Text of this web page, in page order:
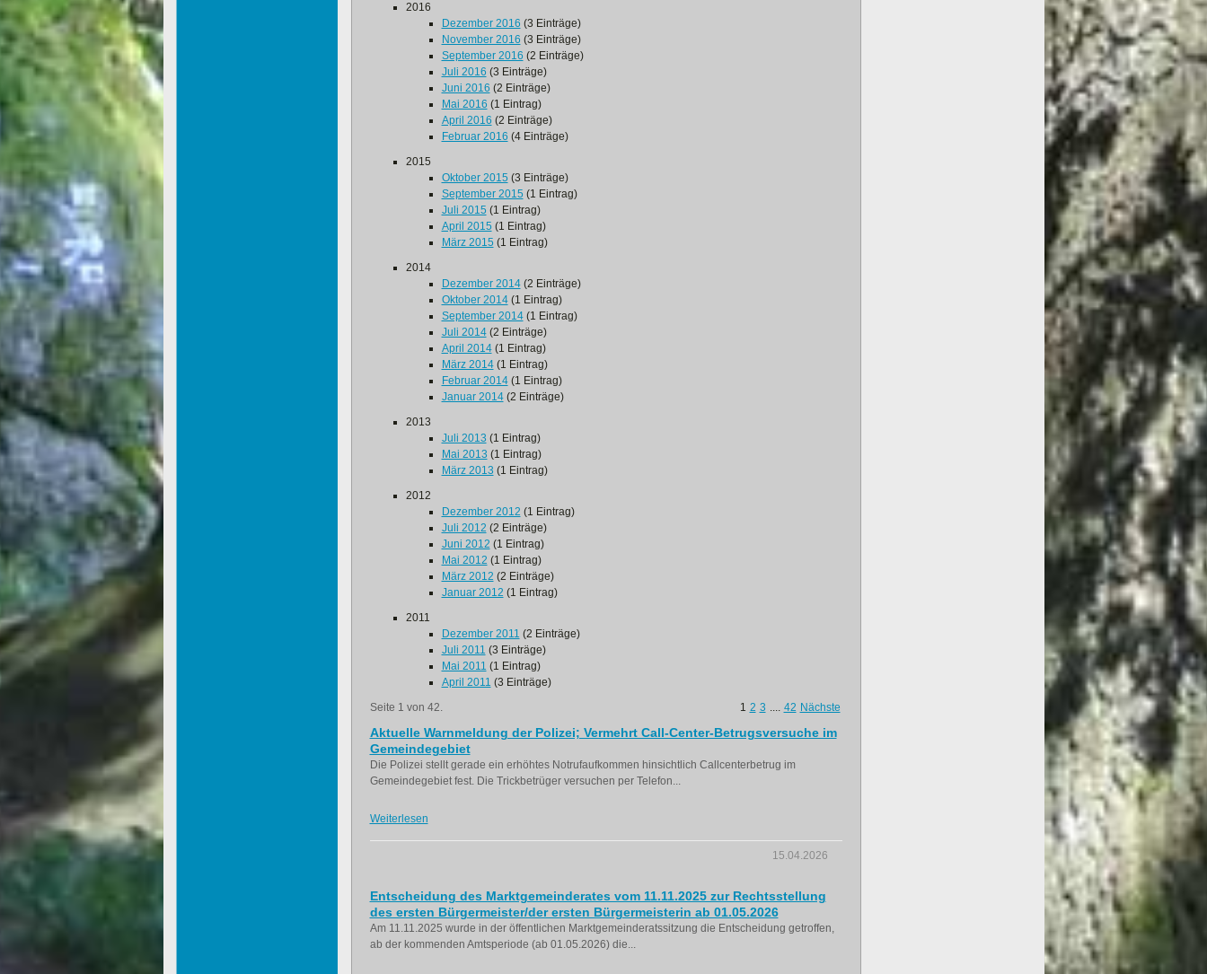
2016
Dezember 2016 (3 Einträge)
November 2016 (3 Einträge)
September 2016 (2 Einträge)
Juli 2016 (3 Einträge)
Juni 2016 (2 Einträge)
Mai 2016 (1 Eintrag)
April 2016 (2 Einträge)
Februar 2016 (4 Einträge)
2015
Oktober 2015 (3 Einträge)
September 2015 (1 Eintrag)
Juli 2015 (1 Eintrag)
April 2015 (1 Eintrag)
März 2015 (1 Eintrag)
2014
Dezember 2014(2 Einträge)
Oktober 2014(1 Eintrag)
September 2014(1 Eintrag)
Juli 2014(2 Einträge)
April 2014(1 Eintrag)
März 2014(1 Eintrag)
Februar 2014(1 Eintrag)
Januar 2014(2 Einträge)
2013
Juli 2013 (1 Eintrag)
Mai 2013 (1 Eintrag)
März 2013 (1 Eintrag)
2012
Dezember 2012 (1 Eintrag)
Juli 2012 (2 Einträge)
Juni 2012 (1 Eintrag)
Mai 2012 (1 Eintrag)
März 2012 (2 Einträge)
Januar 2012 (1 Eintrag)
2011
Dezember 2011 (2 Einträge)
Juli 2011 (3 Einträge)
Mai 2011 (1 Eintrag)
April 2011 (3 Einträge)
Seite 1 von 42.
1 2 3 .... 42 Nächste
Aktuelle Warnmeldung der Polizei; Vermehrt Call-Center-Betrugsversuche im
Gemeindegebiet
Die Polizei stellt gerade ein erhöhtes Notrufaufkommen hinsichtlich Callcenterbetrug im
Gemeindegebiet fest. Die Trickbetrüger versuchen per Telefon...
Weiterlesen
15.04.2026
Entscheidung des Marktgemeinderates vom 11.11.2025 zur Rechtsstellung
des ersten Bürgermeister/der ersten Bürgermeisterin ab 01.05.2026
Am 11.11.2025 wurde in der öffentlichen Marktgemeinderatssitzung die Entscheidung getroffen,
ab der kommenden Amtsperiode (ab 01.05.2026) die...